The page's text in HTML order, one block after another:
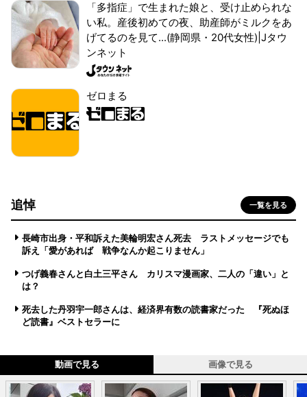
「多指症」で生まれた娘と、受け止められな
い私。産後初めての夜、助産師がミルクをあ
げてるのを見て...(静岡県・20代女性)|Jタウ
ンネット
ゼロまる
追悼 一覧を見る
長崎市出身・平和訴えた美輪明宏さん死去 ラストメッセージでも
訴え「愛があれば 戦争なんか起こりません」
つげ義春さんと白土三平さん カリスマ漫画家、二人の「違い」と
は？
死去した丹羽宇一郎さんは、経済界有数の読書家だった 『死ぬほ
ど読書』ベストセラーに
動画で見る 画像で見る